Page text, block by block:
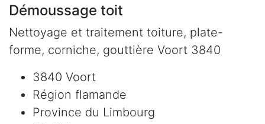
Démoussage toit
Nettoyage et traitement toiture, plate-
forme, corniche, gouttière Voort 3840
3840 Voort
Région flamande
Province du Limbourg